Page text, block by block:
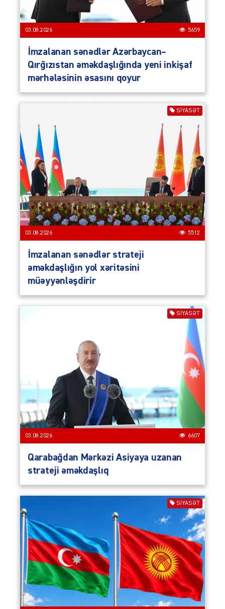
03.08.2026 5659
İmzalanan sənədlər Azərbaycan–
Qırğızıstan əməkdaşlığında yeni inkişaf
mərhələsinin əsasını qoyur
SIYASƏT
03.08.2026 5512
İmzalanan sənədlər strateji
əməkdaşlığın yol xəritəsini
müəyyənləşdirir
SIYASƏT
03.08.2026 6607
Qarabağdan Mərkəzi Asiyaya uzanan
strateji əməkdaşlıq
SIYASƏT